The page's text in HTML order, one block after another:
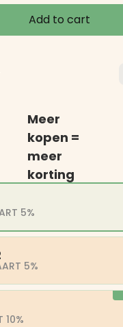
Add to cart
Meer
kopen =
meer
korting
5%
5%
10%